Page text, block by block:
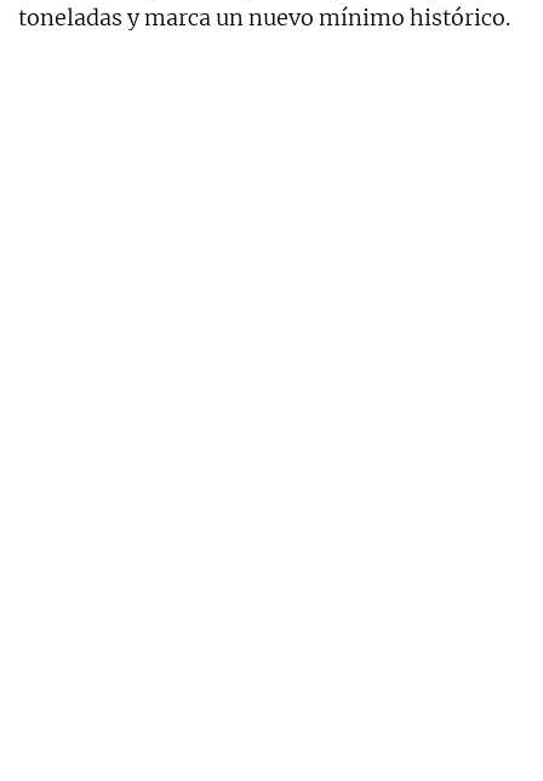
toneladas y marca un nuevo mínimo histórico.